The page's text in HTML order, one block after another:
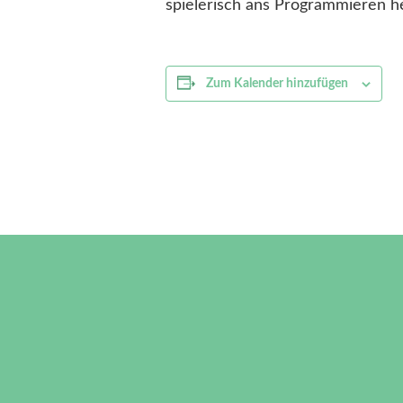
spielerisch ans Programmieren
Zum Kalender hinzufügen